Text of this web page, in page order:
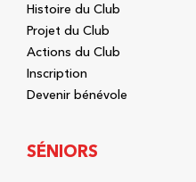
Histoire du Club
Projet du Club
Actions du Club
Inscription
Devenir bénévole
SÉNIORS